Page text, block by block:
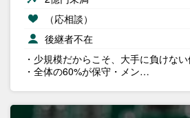
（応相談）
後継者不在
・少規模だからこそ、大手に負けな
・全体の60%が保守・メン…